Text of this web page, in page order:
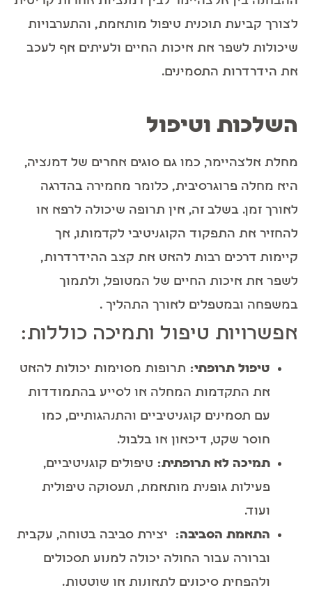
לצורך קביעת תוכנית טיפול מותאמת, והתערבויות
שיכולות לשפר את איכות החיים ולעיתים אף לעכב
את הידרדרות התסמינים.
השלכות וטיפול
מחלת אלצהיימר, כמו גם סוגים אחרים של דמנציה,
היא מחלה פרוגרסיבית, כלומר מחמירה בהדרגה
לאורך זמן. בשלב זה, אין תרופה שיכולה לרפא או
להחזיר את התפקוד הקוגניטיבי לקדמותו, אך
קיימות דרכים רבות להאט את קצב ההידרדרות,
לשפר את איכות החיים של המטופל, ולתמוך
במשפחה ובמטפלים לאורך התהליך .
אפשרויות טיפול ותמיכה כוללות:
טיפול תרופתי: תרופות מסוימות יכולות להאט
את התקדמות המחלה או לסייע בהתמודדות
עם תסמינים קוגניטיביים והתנהגותיים, כמו
חוסר שקט, דיכאון או בלבול.
תמיכה לא תרופתית: טיפולים קוגניטיביים,
פעילות גופנית מותאמת, תעסוקה טיפולית
ועוד.
התאמת הסביבה: יצירת סביבה בטוחה, עקבית
וברורה עבור החולה יכולה למנוע תסכולים
ולהפחית סיכונים לתאונות או שוטטות.